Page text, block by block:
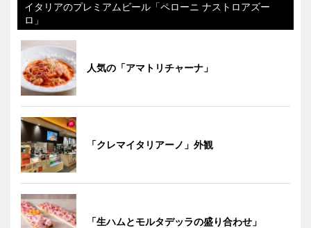
イタリアのプレミアムビール「ペローニ ナストロアズー
ロ」
人気の「アマトリチャーナ」
「クレマイタリアーノ」外観
「生ハムとモルタデッラの盛り合わせ」